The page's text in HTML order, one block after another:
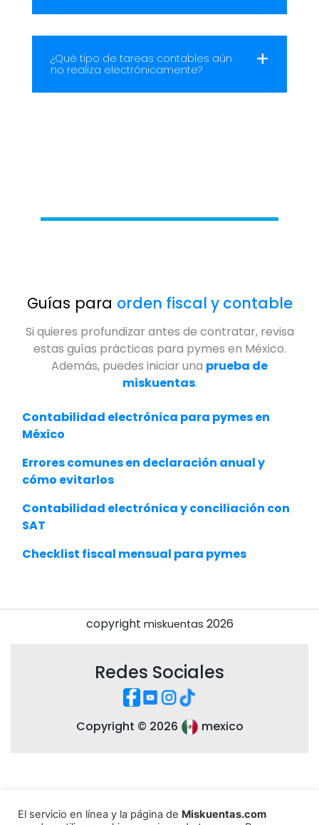
¿Qué tipo de tareas contables aún
no realiza electrónicamente?
Guías para orden fiscal y contable
Si quieres profundizar antes de contratar, revisa
estas guías prácticas para pymes en México.
Además, puedes iniciar una prueba de
miskuentas.
Contabilidad electrónica para pymes en
México
Errores comunes en declaración anual y
cómo evitarlos
Contabilidad electrónica y conciliación con
SAT
Checklist fiscal mensual para pymes
copyright miskuentas 2026
Redes Sociales
Copyright © 2026 mexico
El servicio en línea y la página de Miskuentas.com